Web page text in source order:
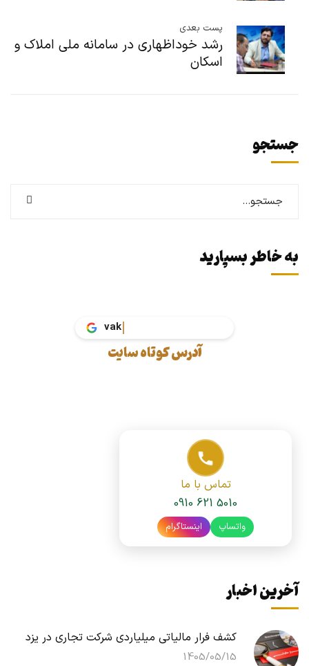
پست بعدی
رشد خوداظهاری در سامانه ملی املاک و
اسکان
جستجو
به خاطر بسپارید
آدرس کوتاه سایت
تماس با ما
0910 621 5010
واتساپ اینستاگرام
آخرین اخبار
کشف فرار مالیاتی میلیاردی شرکت تجاری در یزد
1405/05/15